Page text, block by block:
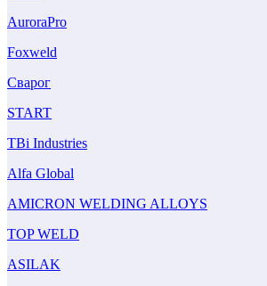
AuroraPro
Foxweld
Сварог
START
TBi Industries
Alfa Global
AMICRON WELDING ALLOYS
TOP WELD
ASILAK